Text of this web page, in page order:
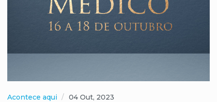
Acontece aqui 04 Out, 2023